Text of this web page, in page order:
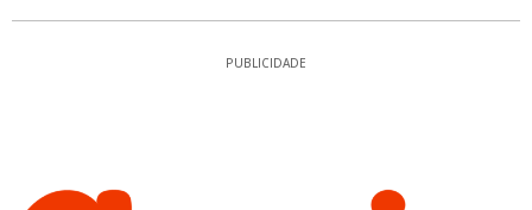
PUBLICIDADE